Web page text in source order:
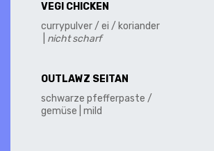
VEGI CHICKEN
currypulver / ei / koriander
nicht scharf
OUTLAWZ SEITAN
schwarze pfefferpaste /
gemüse | mild